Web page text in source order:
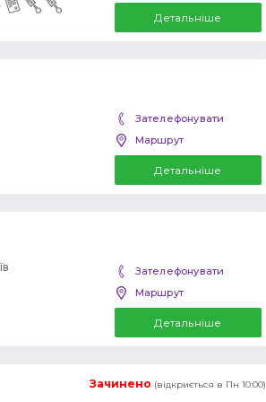
Детальніше
Зателефонувати
Маршрут
Детальніше
Зателефонувати
Маршрут
Детальніше
Зачинено (відкриється в Пн 10:00)